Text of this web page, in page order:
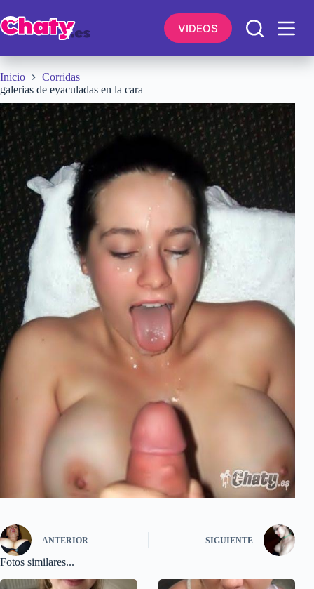
al
contenido
VIDEOS
Inicio
Corridas
galerias de eyaculadas en la cara
ANTERIOR SIGUIENTE
Fotos similares...